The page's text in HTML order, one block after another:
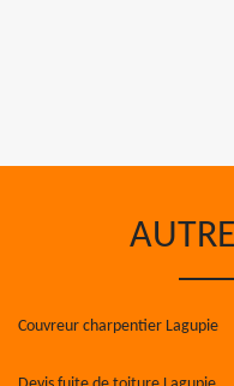
Couvreur charpentier Lagupie